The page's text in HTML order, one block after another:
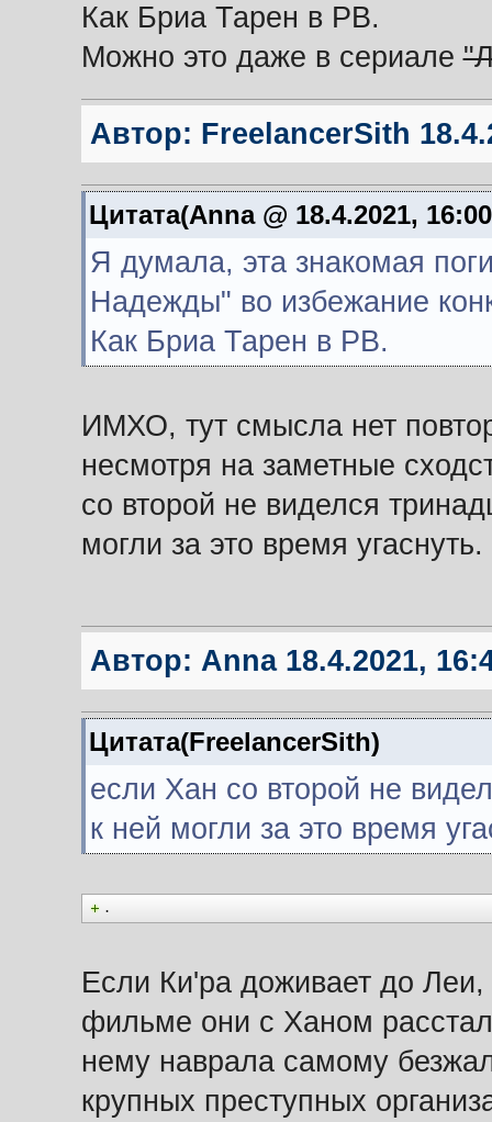
Как Бриа Тарен в РВ.
Можно это даже в сериале
Автор: FreelancerSith
Цитата(Anna @ 18.4.2021,
Я думала, эта знакомая
Надежды" во избежание
Как Бриа Тарен в РВ.
ИМХО, тут смысла нет
несмотря на заметные
со второй не виделся
могли за это время угаснуть.
Автор: Anna18.4.2021,
Цитата(FreelancerSith)
если Хан со второй не
к ней могли за это время
.
Если Ки'ра доживает до
фильме они с Ханом
нему наврала самому
крупных преступных